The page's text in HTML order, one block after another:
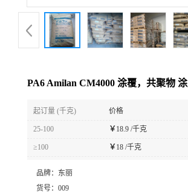
品
展
PA6 Amilan CM4000 涂覆，共聚物
起订量 (千克) 价格
25-100 ￥18.9 /千克
≥100 ￥18 /千克
品牌： 东丽
货号： 009